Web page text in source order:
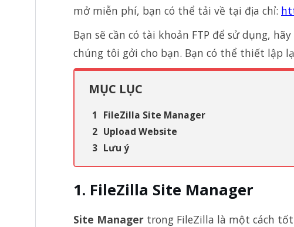
mở miễn phí, bạn có thể tải về tại địa chỉ:
Bạn sẽ cần có tài khoản FTP để sử dụng,
chúng tôi gởi cho bạn. Bạn có thể thiết lập
MỤC LỤC
FileZilla Site Manager
Upload Website
Lưu ý
FileZilla Site Manager
Site Manager trong FileZilla là một cách